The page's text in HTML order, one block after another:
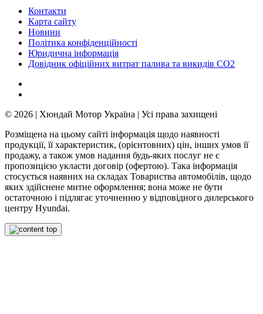
Контакти
Карта сайту
Новини
Політика конфіденційності
Юридична інформація
Довідник офіційних витрат палива та викидів СО2
© 2026 | Хюндай Мотор Україна | Усі права захищені
Розміщена на цьому сайті інформація щодо наявності
продукції, її характеристик, (орієнтовних) цін, інших умов її
продажу, а також умов надання будь-яких послуг не є
пропозицією укласти договір (офертою). Така інформація
стосується наявних на складах Товариства автомобілів, щодо
яких здійснене митне оформлення; вона може не бути
остаточною і підлягає уточненню у відповідного дилерського
центру Hyundai.